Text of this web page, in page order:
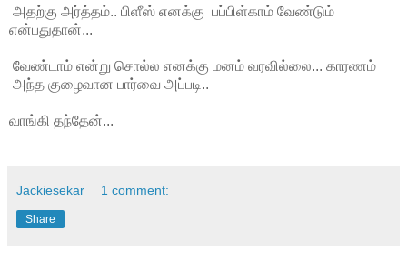
அதற்கு அர்த்தம்.. பிளீஸ் எனக்கு பப்பிள்காம் வேண்டும்
என்பதுதான்...
வேண்டாம் என்று சொல்ல எனக்கு மனம் வரவில்லை... காரணம்
அந்த குழைவான பார்வை அப்படி..
வாங்கி தந்தேன்...
Jackiesekar 1 comment:
Share